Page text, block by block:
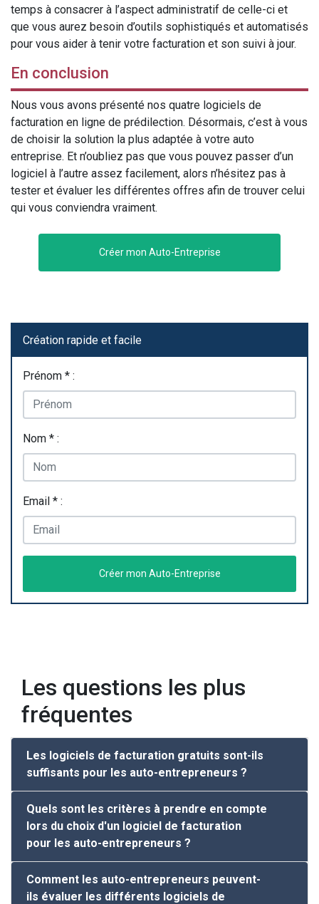
temps à consacrer à l’aspect administratif de celle-ci et
que vous aurez besoin d’outils sophistiqués et automatisés
pour vous aider à tenir votre facturation et son suivi à jour.
En conclusion
Nous vous avons présenté nos quatre logiciels de
facturation en ligne de prédilection. Désormais, c’est à vous
de choisir la solution la plus adaptée à votre auto
entreprise. Et n’oubliez pas que vous pouvez passer d’un
logiciel à l’autre assez facilement, alors n’hésitez pas à
tester et évaluer les différentes offres afin de trouver celui
qui vous conviendra vraiment.
Créer mon Auto-Entreprise
Création rapide et facile
Prénom * :
Nom * :
Email * :
Créer mon Auto-Entreprise
Les questions les plus
fréquentes
Les logiciels de facturation gratuits sont-ils
suffisants pour les auto-entrepreneurs ?
Quels sont les critères à prendre en compte
lors du choix d'un logiciel de facturation
pour les auto-entrepreneurs ?
Comment les auto-entrepreneurs peuvent-
ils évaluer les différents logiciels de